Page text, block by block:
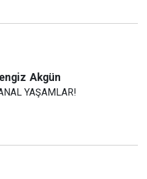
Akgün
YAŞAMLAR!